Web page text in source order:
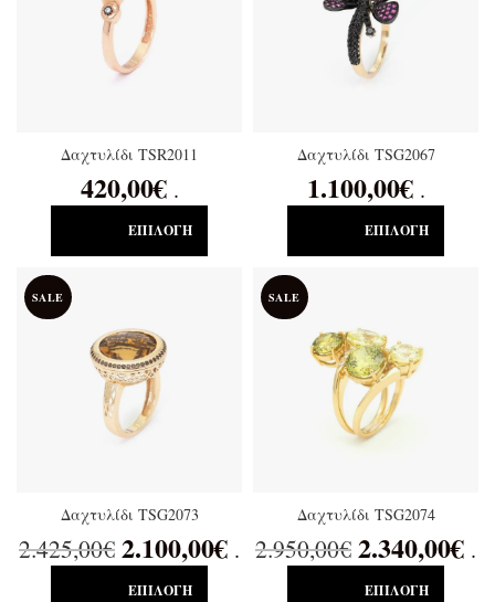
Δαχτυλίδι TSR2011
420,00€ .
ΕΠΙΛΟΓΉ
Δαχτυλίδι TSG2067
1.100,00€ .
ΕΠΙΛΟΓΉ
SALE
Δαχτυλίδι TSG2073
2.425,00€ 2.100,00€ .
ΕΠΙΛΟΓΉ
SALE
Δαχτυλίδι TSG2074
2.950,00€ 2.340,00€ .
ΕΠΙΛΟΓΉ